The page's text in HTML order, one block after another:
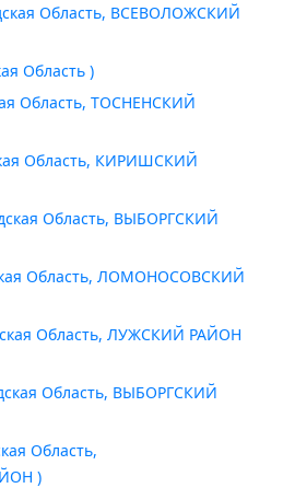
Область, ВСЕВОЛОЖСКИЙ
Область )
Область, ТОСНЕНСКИЙ
Область, КИРИШСКИЙ
Область, ВЫБОРГСКИЙ
Область, ЛОМОНОСОВСКИЙ
Область, ЛУЖСКИЙ РАЙОН
Область, ВЫБОРГСКИЙ
Область,
)